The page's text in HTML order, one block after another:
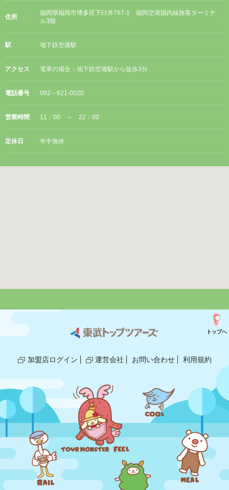
住所
福岡県福岡市博多区下臼井767-1 福岡空港国内線旅客ターミナ
ル3階
駅 地下鉄空港駅
アクセス 電車の場合：地下鉄空港駅から徒歩3分
電話番号 092－621-0020
営業時間 11：00 ～ 22：00
定休日 年中無休
加盟店ログイン 運営会社 お問い合わせ 利用規約
トップへ